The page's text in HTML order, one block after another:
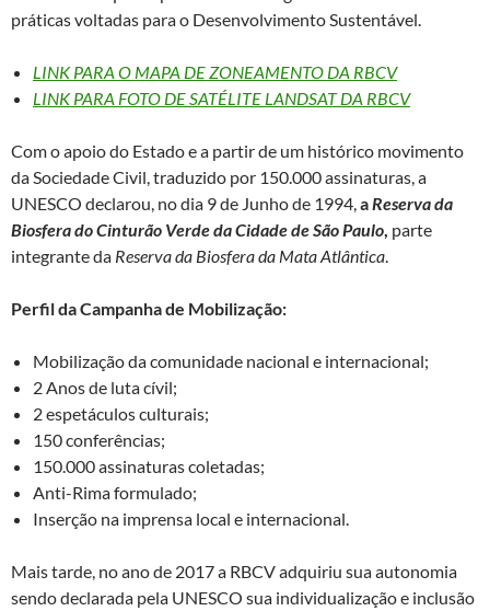
práticas voltadas para o Desenvolvimento Sustentável.
LINK PARA O MAPA DE ZONEAMENTO DA RBCV
LINK PARA FOTO DE SATÉLITE LANDSAT DA RBCV
Com o apoio do Estado e a partir de um histórico movimento
da Sociedade Civil, traduzido por 150.000 assinaturas, a
UNESCO declarou, no dia 9 de Junho de 1994, a Reserva da
Biosfera do Cinturão Verde da Cidade de São Paulo parte
integrante da Reserva da Biosfera da Mata Atlântica
Perfil da Campanha de Mobilização:
Mobilização da comunidade nacional e internacional;
2 Anos de luta cívil;
2 espetáculos culturais;
150 conferências;
150.000 assinaturas coletadas;
Anti-Rima formulado;
Inserção na imprensa local e internacional.
Mais tarde, no ano de 2017 a RBCV adquiriu sua autonomia
sendo declarada pela UNESCO sua individualização e inclusão